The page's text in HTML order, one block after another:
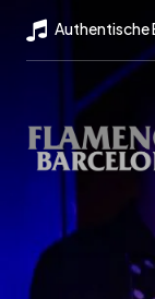
Authentische